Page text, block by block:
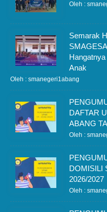
Oleh :
Semarak
Anak
Oleh : smanegeri1abang
DAFTAR
ABANG
Oleh :
DOMISILI
2026/2027
Oleh :